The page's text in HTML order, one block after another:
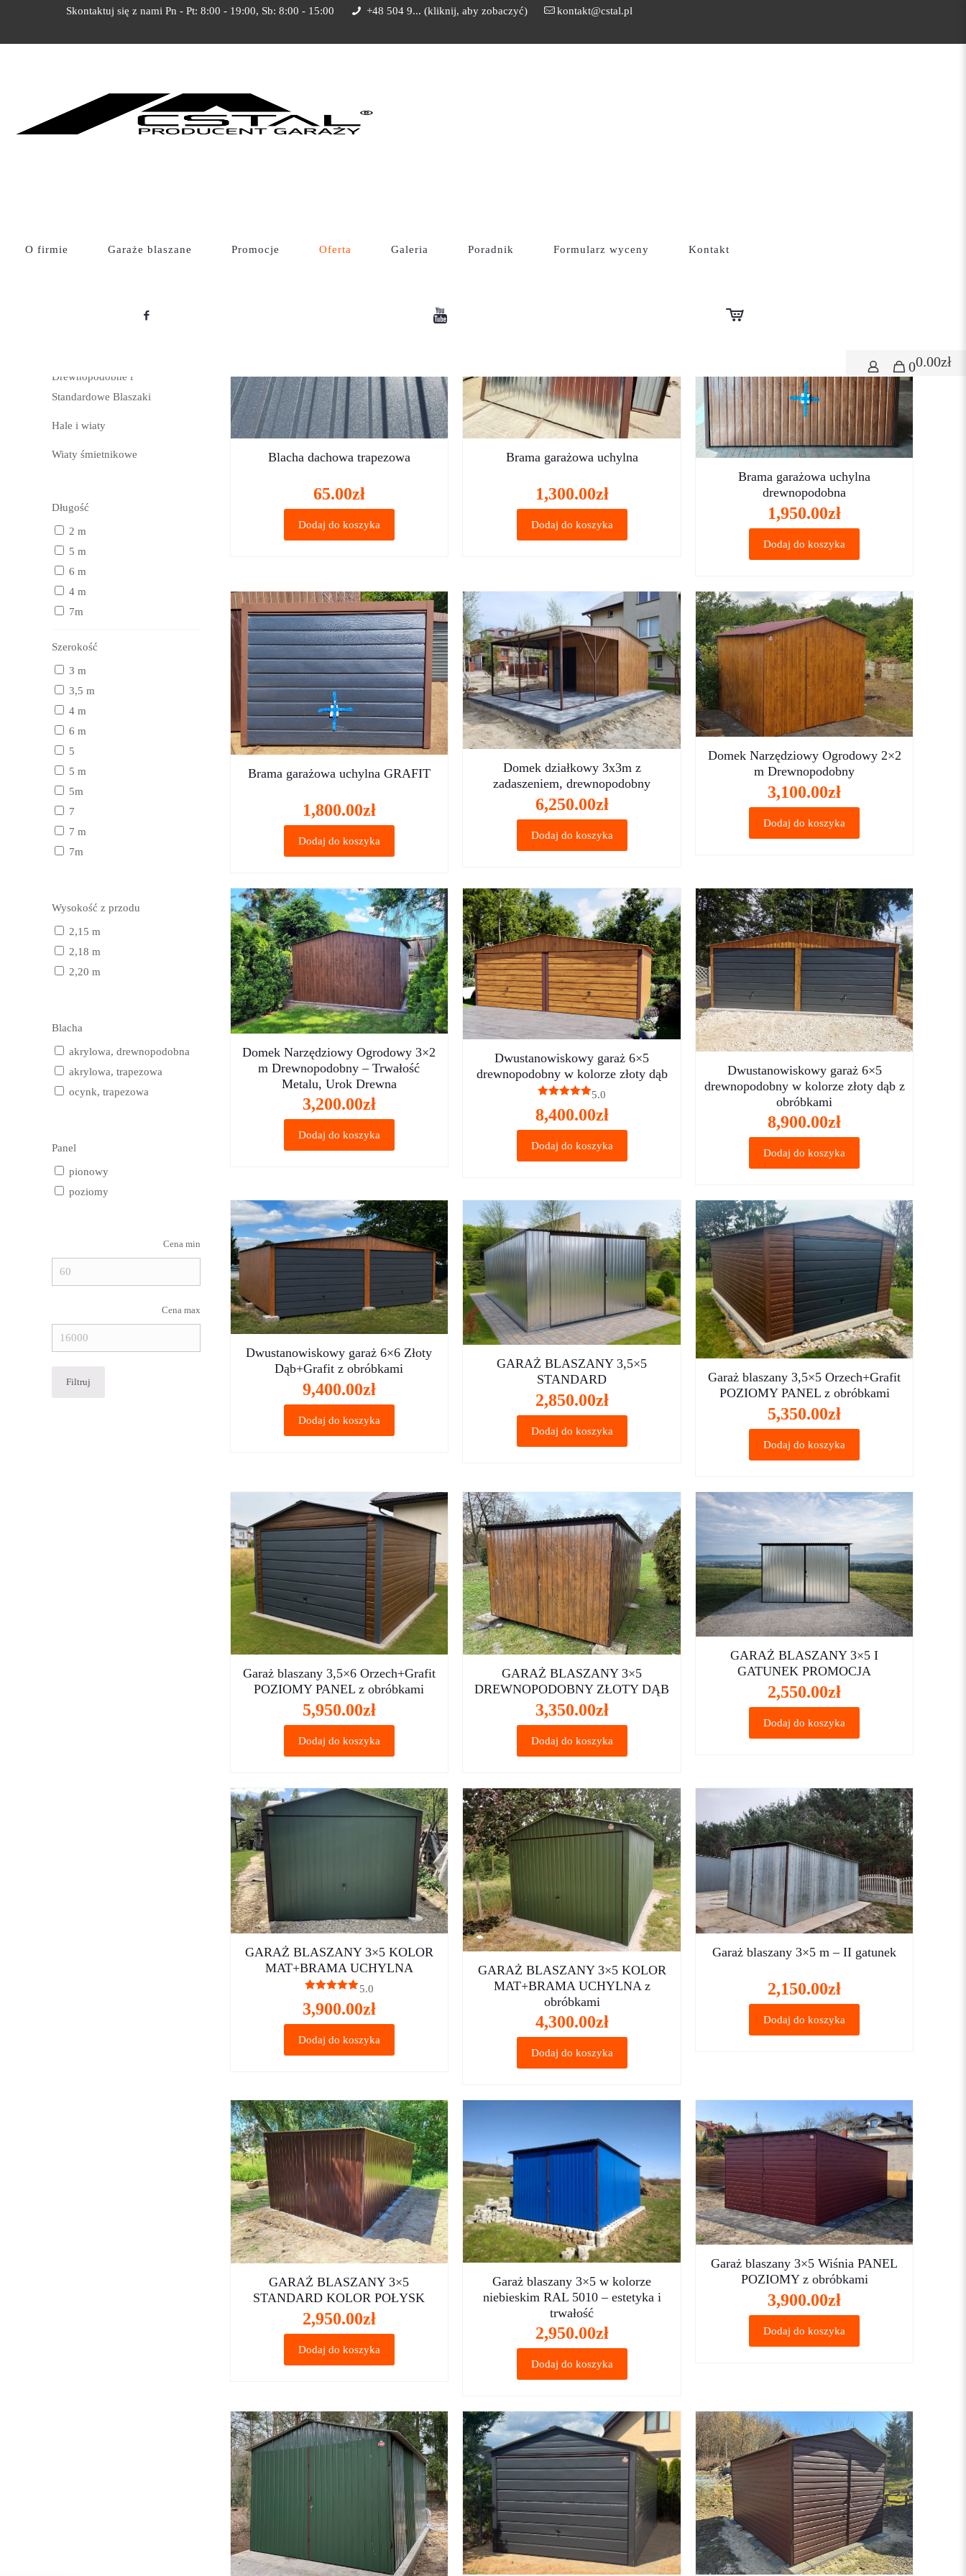
Skontaktuj się z nami Pn - Pt: 8:00 - 19:00, Sb: 8:00 - 15:00 +48 504 9... (kliknij, aby zobaczyć) kontakt@cstal.pl
O firmie Garaże blaszane Promocje Oferta Galeria Poradnik Formularz wyceny Kontakt
00.00zł
OFERTA
Cstal
Wyświetlanie 1–24 z 121 wyników 12
Blacha dachowa trapezowa
65.00zł
Dodaj do koszyka
Brama garażowa uchylna
1,300.00zł
Dodaj do koszyka
Brama garażowa uchylna
drewnopodobna
1,950.00zł
Dodaj do koszyka
Brama garażowa uchylna GRAFIT
1,800.00zł
Dodaj do koszyka
Domek działkowy 3x3m z
zadaszeniem, drewnopodobny
6,250.00zł
Dodaj do koszyka
Domek Narzędziowy Ogrodowy 2×2
m Drewnopodobny
3,100.00zł
Dodaj do koszyka
Domek Narzędziowy Ogrodowy 3×2
m Drewnopodobny – Trwałość
Metalu, Urok Drewna
3,200.00zł
Dodaj do koszyka
Dwustanowiskowy garaż 6×5
drewnopodobny w kolorze złoty dąb
5.00
5.0
8,400.00zł
Dodaj do koszyka
Dwustanowiskowy garaż 6×5
drewnopodobny w kolorze złoty dąb z
obróbkami
8,900.00zł
Dodaj do koszyka
Dwustanowiskowy garaż 6×6 Złoty
Dąb+Grafit z obróbkami
9,400.00zł
Dodaj do koszyka
GARAŻ BLASZANY 3,5×5
STANDARD
2,850.00zł
Dodaj do koszyka
Garaż blaszany 3,5×5 Orzech+Grafit
POZIOMY PANEL z obróbkami
5,350.00zł
Dodaj do koszyka
NOWOŚĆ
Garaż blaszany 3,5×6 Orzech+Grafit
POZIOMY PANEL z obróbkami
5,950.00zł
Dodaj do koszyka
GARAŻ BLASZANY 3×5
DREWNOPODOBNY ZŁOTY DĄB
3,350.00zł
Dodaj do koszyka
GARAŻ BLASZANY 3×5 I
GATUNEK PROMOCJA
2,550.00zł
Dodaj do koszyka
GARAŻ BLASZANY 3×5 KOLOR
MAT+BRAMA UCHYLNA
5.00
5.0
3,900.00zł
Dodaj do koszyka
GARAŻ BLASZANY 3×5 KOLOR
MAT+BRAMA UCHYLNA z
obróbkami
4,300.00zł
Dodaj do koszyka
Garaż blaszany 3×5 m – II gatunek
2,150.00zł
Dodaj do koszyka
GARAŻ BLASZANY 3×5
STANDARD KOLOR POŁYSK
2,950.00zł
Dodaj do koszyka
Garaż blaszany 3×5 w kolorze
niebieskim RAL 5010 – estetyka i
trwałość
2,950.00zł
Dodaj do koszyka
Garaż blaszany 3×5 Wiśnia PANEL
POZIOMY z obróbkami
3,900.00zł
Dodaj do koszyka
Blachy trapezowe
Drewnopodobne i
Standardowe Blaszaki
Hale i wiaty
Wiaty śmietnikowe
Długość
2 m
5 m
6 m
4 m
7m
Szerokość
3 m
3,5 m
4 m
6 m
5
5 m
5m
7
7 m
7m
Wysokość z przodu
2,15 m
2,18 m
2,20 m
Blacha
akrylowa, drewnopodobna
akrylowa, trapezowa
ocynk, trapezowa
Panel
pionowy
poziomy
Cena min
Cena max
Filtruj